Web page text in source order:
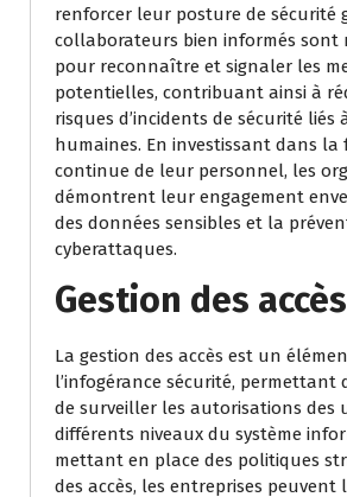
renforcer leur posture de sécurité
collaborateurs bien informés sont
pour reconnaître et signaler les
potentielles, contribuant ainsi à
risques d’incidents de sécurité liés
humaines. En investissant dans la
continue de leur personnel, les
démontrent leur engagement
des données sensibles et la
cyberattaques.
Gestion des accès
La gestion des accès est un
l’infogérance sécurité, permettant
de surveiller les autorisations des
différents niveaux du système
mettant en place des politiques
des accès, les entreprises peuvent